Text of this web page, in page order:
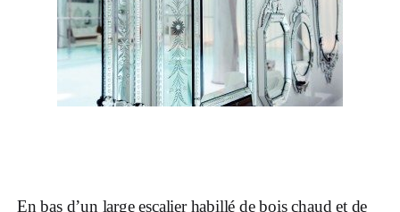
En bas d’un large escalier habillé de bois chaud et de